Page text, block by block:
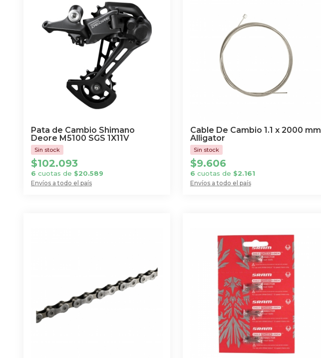
Pata de Cambio Shimano
Deore M5100 SGS 1X11V
Envíos a todo el país
$102.093
6 cuotas de $20.589
Cable De Cambio 1.1 x 2000 mm
Alligator
Envíos a todo el país
$9.606
6 cuotas de $2.161